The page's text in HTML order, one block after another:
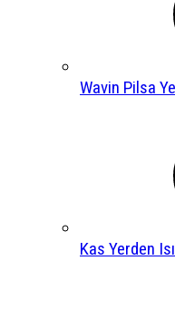
Wavin Pilsa
Kas Yerden